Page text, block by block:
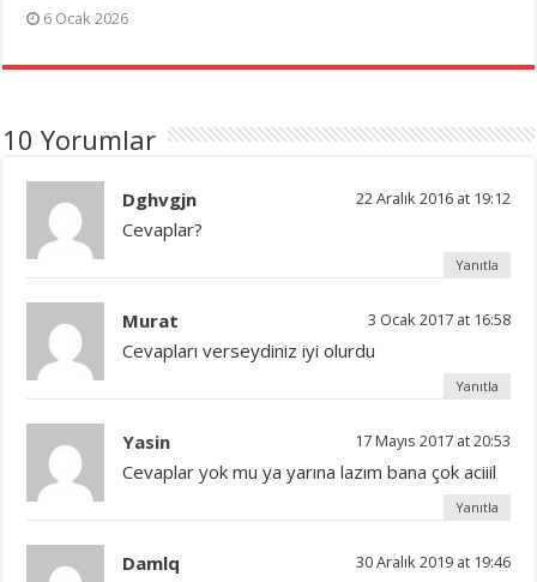
6 Ocak 2026
10 Yorumlar
Dghvgjn 22 Aralık 2016 at 19:12
Cevaplar?
Yanıtla
Murat 3 Ocak 2017 at 16:58
Cevapları verseydiniz iyi olurdu
Yanıtla
Yasin 17 Mayıs 2017 at 20:53
Cevaplar yok mu ya yarına lazım bana çok aciiil
Yanıtla
Damlq 30 Aralık 2019 at 19:46